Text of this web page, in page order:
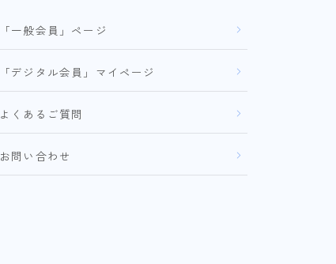
「一般会員」ページ
「デジタル会員」マイページ
よくあるご質問
お問い合わせ